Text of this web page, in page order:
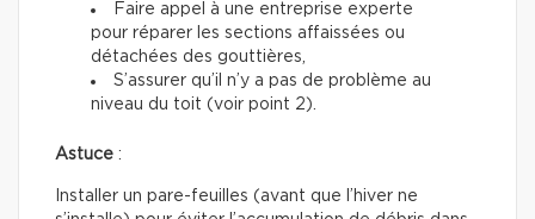
Faire appel à une entreprise experte
pour réparer les sections affaissées ou
détachées des gouttières,
S’assurer qu’il n’y a pas de problème au
niveau du toit (voir point 2).
Astuce :
Installer un pare-feuilles (avant que l’hiver ne